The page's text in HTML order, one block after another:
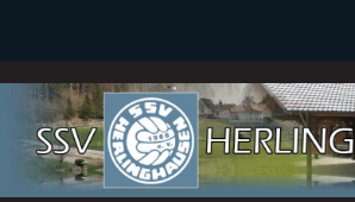
SSV Herlinghausen